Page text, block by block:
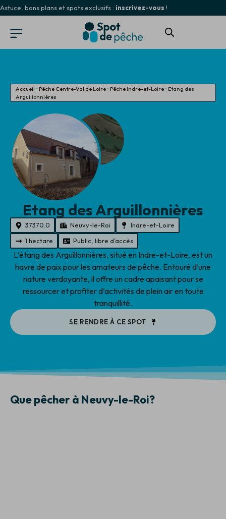
Astuce, bons plans et spots exclusifs : inscrivez-vous !
Accueil • Pêche Centre-Val de Loire • Pêche Indre-et-Loire • Etang des
Arguillonnières
Etang des Arguillonnières
37370.0 Neuvy-le-Roi
Indre-et-Loire
1 hectare
Public, libre d’accès
L’étang des Arguillonnières, situé en Indre-et-Loire, est un
havre de paix pour les amateurs de pêche. Entouré d’une
nature verdoyante, il offre un cadre apaisant pour se
ressourcer et profiter d’activités de plein air en toute
tranquillité.
SE RENDRE À CE SPOT
Que pêcher à Neuvy-le-Roi?